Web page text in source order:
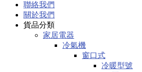
聯絡我們
關於我們
貨品分類
家居電器
冷氣機
窗口式
冷暖型號